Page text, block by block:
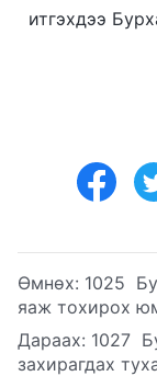
итгэхдээ
Өмнөх: 1025
яаж тохирох
Дараах: 1027
захирагдах